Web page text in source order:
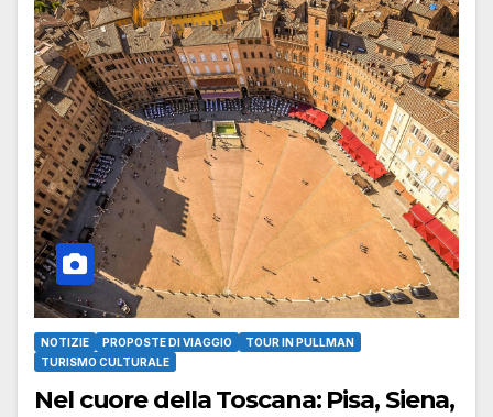
NOTIZIE PROPOSTE DI VIAGGIO
TOUR IN PULLMAN
TURISMO CULTURALE
Nel cuore della Toscana: Pisa, Siena,